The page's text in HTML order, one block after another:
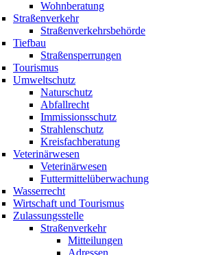
Wohnberatung
Straßenverkehr
Straßenverkehrsbehörde
Tiefbau
Straßensperrungen
Tourismus
Umweltschutz
Naturschutz
Abfallrecht
Immissionsschutz
Strahlenschutz
Kreisfachberatung
Veterinärwesen
Veterinärwesen
Futtermittelüberwachung
Wasserrecht
Wirtschaft und Tourismus
Zulassungsstelle
Straßenverkehr
Mitteilungen
Adressen